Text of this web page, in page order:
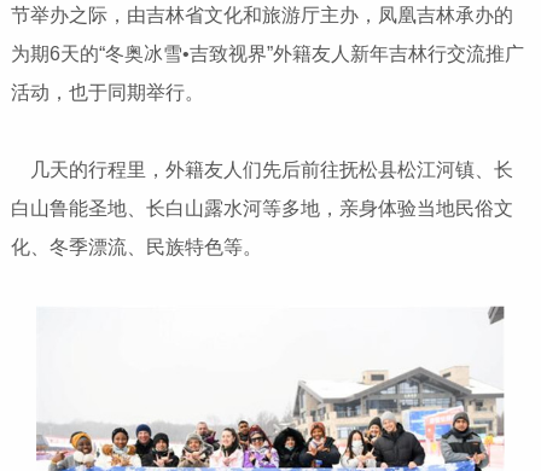
节举办之际，由吉林省文化和旅游厅主办，凤凰吉林承办的
为期6天的“冬奥冰雪•吉致视界”外籍友人新年吉林行交流推广
活动，也于同期举行。
几天的行程里，外籍友人们先后前往抚松县松江河镇、长
白山鲁能圣地、长白山露水河等多地，亲身体验当地民俗文
化、冬季漂流、民族特色等。